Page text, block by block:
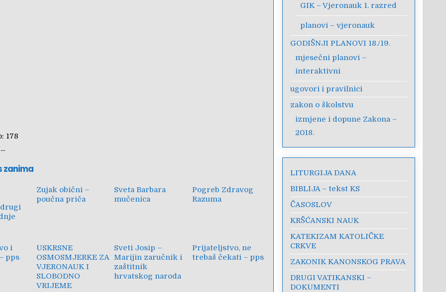
178
zanima
Zujak obični –
poučna priča
Sveta Barbara
mučenica
Pogreb Zdravog
Razuma
i
pps
USKRSNE
OSMOSMJERKE ZA
VJERONAUK I
SLOBODNO
VRIJEME
Sveti Josip –
Marijin zaručnik i
zaštitnik
hrvatskog naroda
Prijateljstvo, ne
trebaš čekati – pps
GIK – Vjeronauk 1. razred
planovi – vjeronauk
GODIŠNJI PLANOVI 18./19.
mjesečni planovi –
interaktivni
ugovori i pravilnici
zakon o školstvu
izmjene i dopune Zakona –
2018.
LITURGIJA DANA
BIBLIJA – tekst KS
ČASOSLOV
KRŠĆANSKI NAUK
KATEKIZAM KATOLIČKE
CRKVE
ZAKONIK KANONSKOG PRAVA
DRUGI VATIKANSKI –
DOKUMENTI